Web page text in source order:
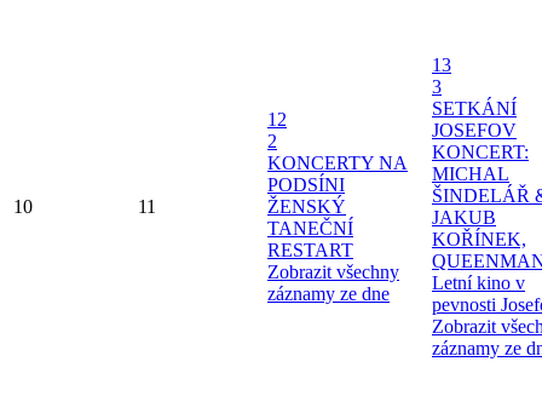
10 11
12
2
KONCERTY NA
PODSÍNI
ŽENSKÝ
TANEČNÍ
RESTART
Zobrazit všechny
záznamy ze dne
13
3
SETKÁNÍ
JOSEFOV
KONCERT:
MICHAL
ŠINDELÁŘ
JAKUB
KOŘÍNEK,
Letní kino v
pevnosti
Zobrazit
záznamy ze